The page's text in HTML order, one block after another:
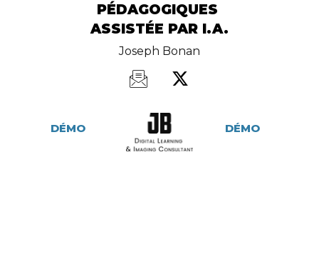
PÉDAGOGIQUES
ASSISTÉE PAR I.A.
Joseph Bonan
DÉMO DÉMO